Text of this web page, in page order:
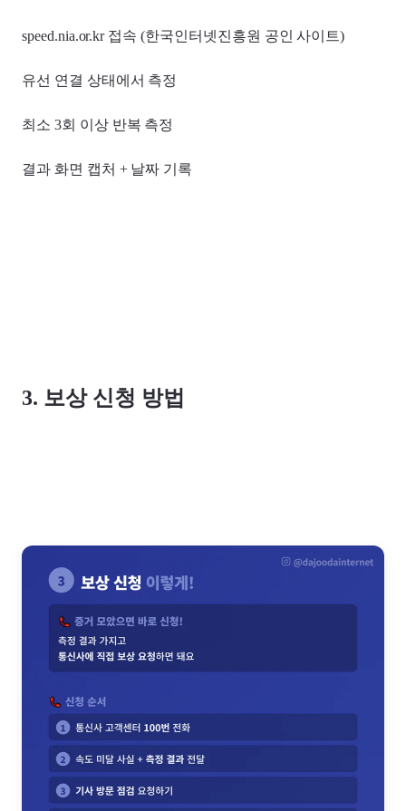
speed.nia.or.kr 접속 (한국인터넷진흥원 공인 사이트)
유선 연결 상태에서 측정
최소 3회 이상 반복 측정
결과 화면 캡처 + 날짜 기록
3. 보상 신청 방법